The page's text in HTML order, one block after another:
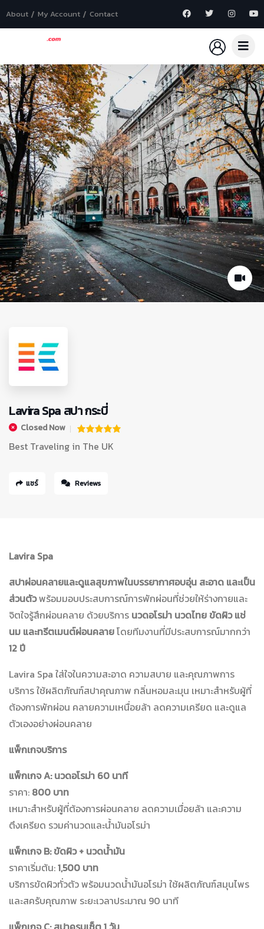
About My Account Contact
Lavira Spa สปา กระบี่
Closed Now
Best Traveling in The UK
แชร์ Reviews
Lavira Spa
สปาผ่อนคลายและดูแลสุขภาพในบรรยากาศอบอุ่น สะอาด และเป็น
ส่วนตัวพร้อมมอบประสบการณ์การพักผ่อนที่ช่วยให้ร่างกายและ
จิตใจรู้สึกผ่อนคลาย ด้วยบริการ นวดอโรม่า นวดไทย ขัดผิว แช่
นม และทรีตเมนต์ผ่อนคลายโดยทีมงานที่มีประสบการณ์มากกว่า
12 ปี
Lavira Spa ใส่ใจในความสะอาด ความสบาย และคุณภาพการ
บริการ ใช้ผลิตภัณฑ์สปาคุณภาพ กลิ่นหอมละมุน เหมาะสำหรับผู้ที่
ต้องการพักผ่อน คลายความเหนื่อยล้า ลดความเครียด และดูแล
ตัวเองอย่างผ่อนคลาย
แพ็กเกจบริการ
แพ็กเกจ A: นวดอโรม่า 60 นาที
ราคา: 800 บาท
เหมาะสำหรับผู้ที่ต้องการผ่อนคลาย ลดความเมื่อยล้า และความ
ตึงเครียด รวมค่านวดและน้ำมันอโรม่า
แพ็กเกจ B: ขัดผิว + นวดน้ำมัน
ราคาเริ่มต้น:1,500 บาท
บริการขัดผิวทั่วตัว พร้อมนวดน้ำมันอโรม่า ใช้ผลิตภัณฑ์สมุนไพร
และสครับคุณภาพ ระยะเวลาประมาณ 90 นาที